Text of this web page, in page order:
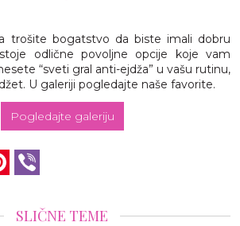
trošite bogatstvo da biste imali dobru
odlične povoljne opcije koje vam
“sveti gral anti-ejdža” u vašu rutinu,
U galeriji pogledajte naše favorite.
Pogledajte galeriju
Pinterest
SLIČNE TEME